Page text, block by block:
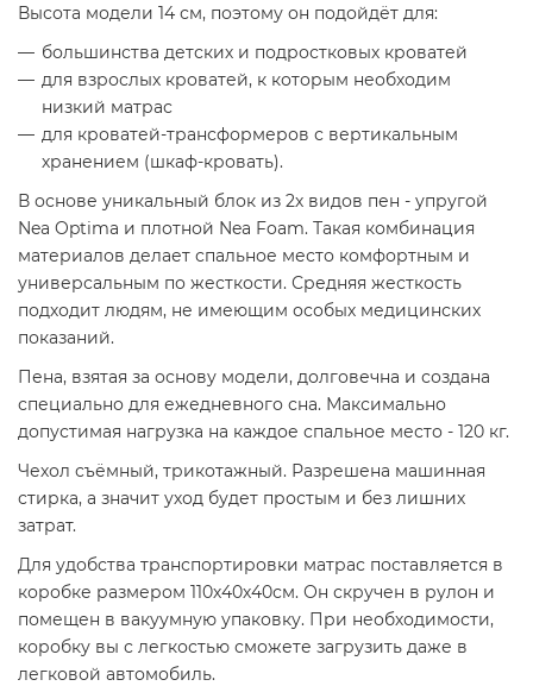
Высота модели 14 см, поэтому он подойдёт для:
большинства детских и подростковых кроватей
для взрослых кроватей, к которым необходим
низкий матрас
для кроватей-трансформеров с вертикальным
хранением (шкаф-кровать).
В основе уникальный блок из 2х видов пен - упругой
Nea Optima и плотной Nea Foam. Такая комбинация
материалов делает спальное место комфортным и
универсальным по жесткости. Средняя жесткость
подходит людям, не имеющим особых медицинских
показаний.
Пена, взятая за основу модели, долговечна и создана
специально для ежедневного сна. Максимально
допустимая нагрузка на каждое спальное место - 120 кг.
Чехол съёмный, трикотажный. Разрешена машинная
стирка, а значит уход будет простым и без лишних
затрат.
Для удобства транспортировки матрас поставляется в
коробке размером 110х40х40см. Он скручен в рулон и
помещен в вакуумную упаковку. При необходимости,
коробку вы с легкостью сможете загрузить даже в
легковой автомобиль.